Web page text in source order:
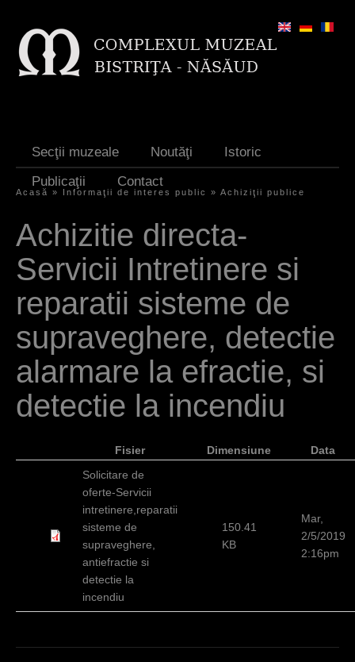
Secţii muzeale Noutăţi
Istoric
Publicaţii
Contact
ş
t
i
a
i
c
i
Acasă » Informaţii de interes public » Achiziţii publice
Achizitie directa-
Servicii Intretinere si
reparatii sisteme de
supraveghere, detectie
alarmare la efractie, si
detectie la incendiu
Fisier Dimensiune
Data
Solicitare de
oferte-Servicii
intretinere,reparatii
sisteme de
supraveghere,
antiefractie si
detectie la
incendiu
150.41
KB
Mar,
2/5/2019
2:16pm